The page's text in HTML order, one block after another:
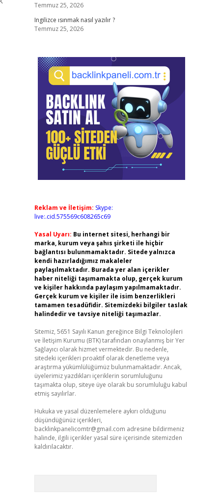
Temmuz 25, 2026
Ingilizce ısınmak nasıl yazılır ?
Temmuz 25, 2026
Reklam ve İletişim: Skype:
live:.cid.575569c608265c69
Yasal Uyarı: Bu internet sitesi, herhangi bir
marka, kurum veya şahıs şirketi ile hiçbir
bağlantısı bulunmamaktadır. Sitede yalnızca
kendi hazırladığımız makaleler
paylaşılmaktadır. Burada yer alan içerikler
haber niteliği taşımamakta olup, gerçek kurum
ve kişiler hakkında paylaşım yapılmamaktadır.
Gerçek kurum ve kişiler ile isim benzerlikleri
tamamen tesadüfidir. Sitemizdeki bilgiler taslak
halindedir ve tavsiye niteliği taşımazlar.
Sitemiz, 5651 Sayılı Kanun gereğince Bilgi Teknolojileri
ve İletişim Kurumu (BTK) tarafından onaylanmış bir Yer
Sağlayıcı olarak hizmet vermektedir. Bu nedenle,
sitedeki içerikleri proaktif olarak denetleme veya
araştırma yükümlülüğümüz bulunmamaktadır. Ancak,
üyelerimiz yazdıkları içeriklerin sorumluluğunu
taşımakta olup, siteye üye olarak bu sorumluluğu kabul
etmiş sayılırlar.
Hukuka ve yasal düzenlemelere aykırı olduğunu
düşündüğünüz içerikleri,
backlinkpanelicomtr@gmail.com adresine bildirmeniz
halinde, ilgili içerikler yasal süre içerisinde sitemizden
kaldırılacaktır.